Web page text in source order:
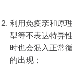
利用免疫亲和原
型等不表达特异
时也会混入正常
的出现；